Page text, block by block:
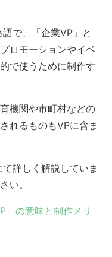
で、「企業VP」と
ロモーションやイベ
で使うために制作す
機関や市町村などの
れるものもVPに含ま
詳しく解説していま
い。
」の意味と制作メリ